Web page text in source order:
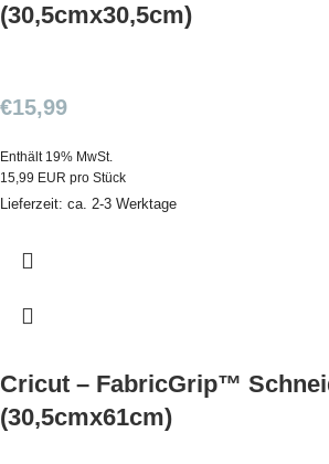
(30,5cmx30,5cm)
€15,99
Enthält 19% MwSt.
15,99 EUR pro Stück
Lieferzeit: ca. 2-3 Werktage
Cricut – FabricGrip™
(30,5cmx61cm)